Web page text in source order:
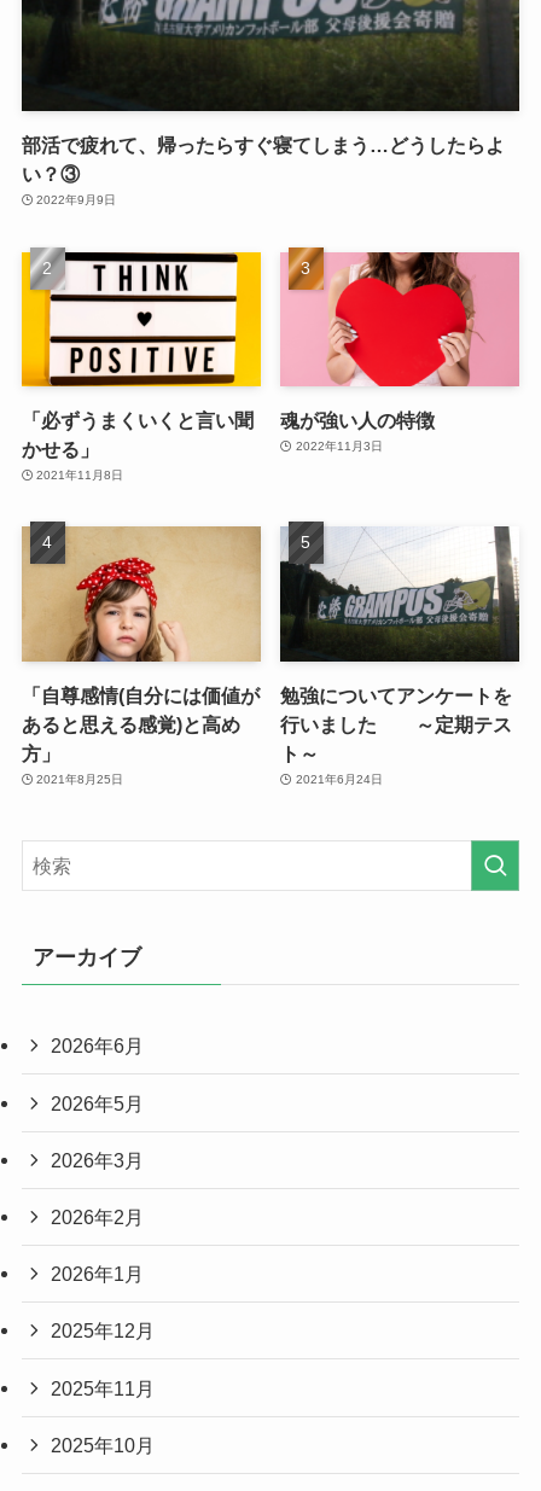
部活で疲れて、帰ったらすぐ寝てしまう…どうしたらよ
い？③
2022年9月9日
「必ずうまくいくと言い聞
かせる」
2021年11月8日
魂が強い人の特徴
2022年11月3日
「自尊感情(自分には価値が
あると思える感覚)と高め
方」
2021年8月25日
勉強についてアンケートを
行いました ～定期テス
ト～
2021年6月24日
アーカイブ
2026年6月
2026年5月
2026年3月
2026年2月
2026年1月
2025年12月
2025年11月
2025年10月